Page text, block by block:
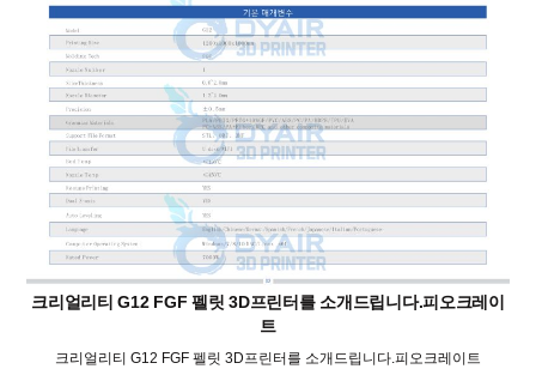
크리얼리티 G12 FGF 펠릿 3D프린터를 소개드립니다.피오크레이
트
크리얼리티 G12 FGF 펠릿 3D프린터를 소개드립니다.피오크레이트